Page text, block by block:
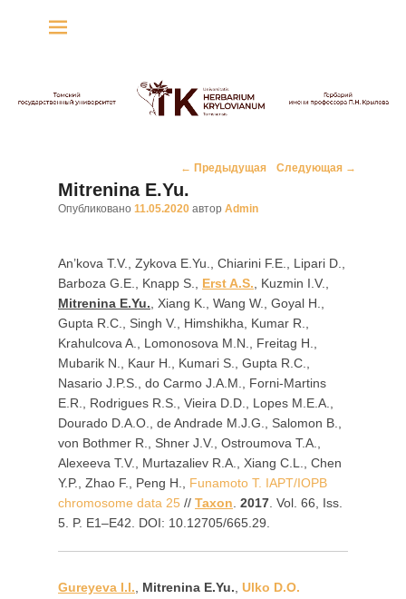
Навигация
по
записям
← Предыдущая Следующая →
Mitrenina E.Yu.
Опубликовано 11.05.2020 автор Admin
An’kova T.V., Zykova E.Yu., Chiarini F.E., Lipari D.,
Barboza G.E., Knapp S., Erst A.S., Kuzmin I.V.,
Mitrenina E.Yu., Xiang K., Wang W., Goyal H.,
Gupta R.C., Singh V., Himshikha, Kumar R.,
Krahulcova A., Lomonosova M.N., Freitag H.,
Mubarik N., Kaur H., Kumari S., Gupta R.C.,
Nasario J.P.S., do Carmo J.A.M., Forni-Martins
E.R., Rodrigues R.S., Vieira D.D., Lopes M.E.A.,
Dourado D.A.O., de Andrade M.J.G., Salomon B.,
von Bothmer R., Shner J.V., Ostroumova T.A.,
Alexeeva T.V., Murtazaliev R.A., Xiang C.L., Chen
Y.P., Zhao F., Peng H., Funamoto T. IAPT/IOPB
chromosome data 25 // Taxon. 2017. Vol. 66, Iss.
5. P. E1–E42. DOI: 10.12705/665.29.
Gureyeva I.I., Mitrenina E.Yu., Ulko D.O.